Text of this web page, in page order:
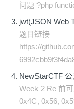
问题 ?php
jwt(JSON Web
题目链接
https://
NewStarCTF
Week 2 Re 前
0x4C, 0x56,